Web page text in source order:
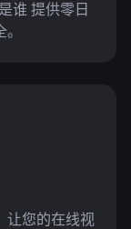
谁 提供零日
让您的在线视